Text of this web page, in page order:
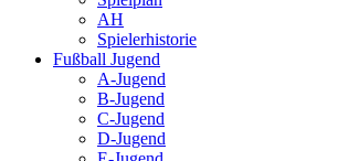
AH
Spielerhistorie
Fußball Jugend
A-Jugend
B-Jugend
C-Jugend
D-Jugend